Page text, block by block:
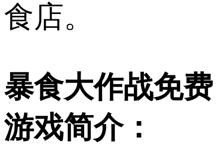
食店。
暴食大作战免费
游戏简介：